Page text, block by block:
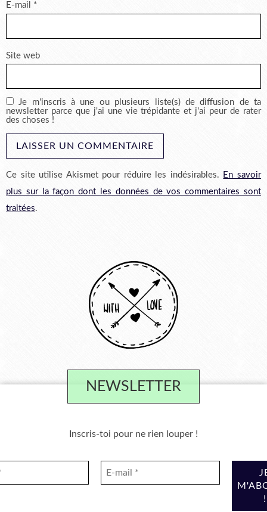
E-mail *
Site web
Je m'inscris à une ou plusieurs liste(s) de diffusion de ta
newsletter parce que j'ai une vie trépidante et j'ai peur de rater
des choses !
Ce site utilise Akismet pour réduire les indésirables. En savoir
plus sur la façon dont les données de vos commentaires sont
traitées.
NEWSLETTER
Inscris-toi pour ne rien louper !